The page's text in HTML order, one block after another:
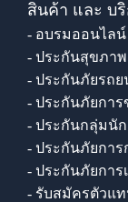
สินค้า และ บ
- อบรมออนไลน์
- ประกันสุขภาพ
- ประกันภัยรถย
- ประกันภัยการ
- ประกันกลุ่มนัก
- ประกันภัยการ
- ประกันภัยการ
- รับสมัครตัวแ